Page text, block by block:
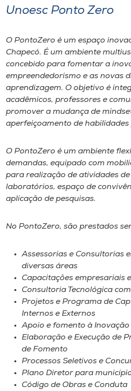
Internacionalização
I.nova
Diplomados
Cultura
Biblioteca
Editora
Museu
Unoesc
Store
Selecione
o idioma
Unoesc Ponto Zero
O PontoZero é um espaço
Chapecó. É um ambiente
concebido para fomentar a
empreendedorismo e as novas
aprendizagem. O objetivo é
acadêmicos, professores e
promover a mudança de
aperfeiçoamento de habilidades
O PontoZero é um ambiente
demandas, equipado com
para realização de atividades
laboratórios, espaço de
aplicação de pesquisas.
No PontoZero, são prestados
Assessorias e Consultorias
diversas áreas
Capacitações empresariais e
Consultoria Tecnológica
Projetos e Programa de
Internos e Externos
Apoio e fomento à Inovação
Elaboração e Execução de
de Fomento
Processos Seletivos e
Plano Diretor para
Código de Obras e Conduta